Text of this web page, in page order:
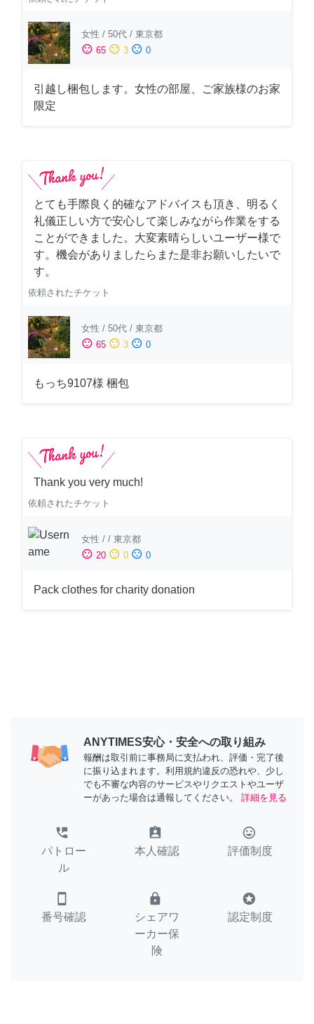
女性 / 50代 / 東京都
sentiment_satisfied 65 sentiment_neutral 3 sentiment_dissatisfied 0
引越し梱包します。女性の部屋、ご家族様のお家
限定
とても手際良く的確なアドバイスも頂き、明るく
礼儀正しい方で安心して楽しみながら作業をする
ことができました。大変素晴らしいユーザー様で
す。機会がありましたらまた是非お願いしたいで
す。
依頼されたチケット
女性 / 50代 / 東京都
sentiment_satisfied 65 sentiment_neutral 3 sentiment_dissatisfied 0
もっち9107様 梱包
Thank you very much!
依頼されたチケット
女性 / / 東京都
sentiment_satisfied 20 sentiment_neutral 0 sentiment_dissatisfied 0
Pack clothes for charity donation
ANYTIMES安心・安全への取り組み
報酬は取引前に事務局に支払われ、評価・完了後
に振り込まれます。利用規約違反の恐れや、少し
でも不審な内容のサービスやリクエストやユーザ
ーがあった場合は通報してください。
詳細を見る
perm_phone_msg
パトロー
ル
assignment_ind
本人確認
tag_faces
評価制度
smartphone
番号確認
lock
シェアワ
ーカー保
険
stars
認定制度